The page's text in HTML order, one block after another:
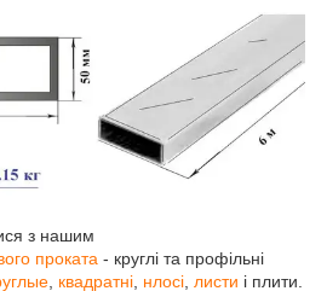
з нашим
го проката - круглі та профільні
ые квадратні нлосі листи і плити.